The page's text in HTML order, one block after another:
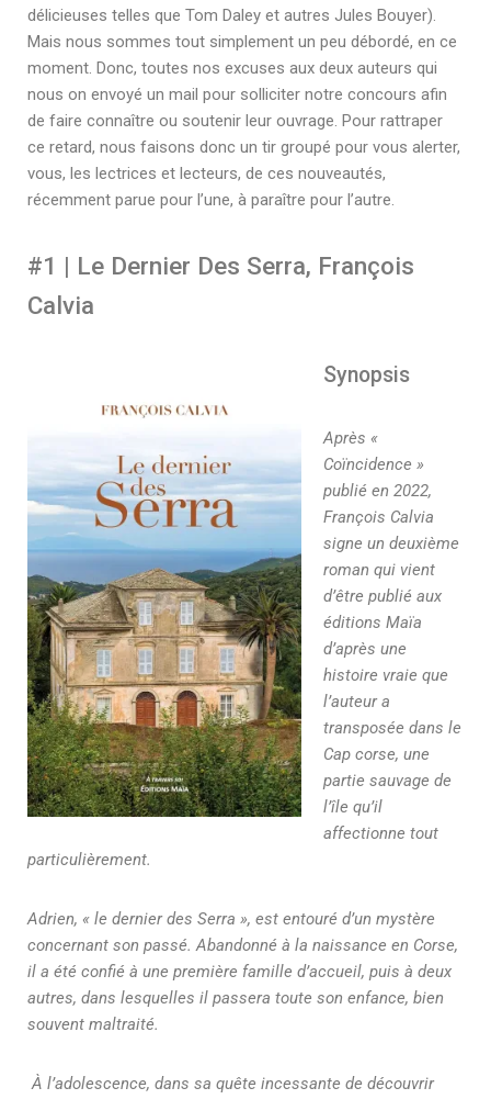
délicieuses telles que Tom Daley et autres Jules Bouyer).
Mais nous sommes tout simplement un peu débordé, en ce
moment. Donc, toutes nos excuses aux deux auteurs qui
nous on envoyé un mail pour solliciter notre concours afin
de faire connaître ou soutenir leur ouvrage. Pour rattraper
ce retard, nous faisons donc un tir groupé pour vous alerter,
vous, les lectrices et lecteurs, de ces nouveautés,
récemment parue pour l’une, à paraître pour l’autre.
#1 | Le Dernier Des Serra, François
Calvia
Synopsis
Après «
Coïncidence »
publié en 2022,
François Calvia
signe un deuxième
roman qui vient
d’être publié aux
éditions Maïa
d’après une
histoire vraie que
l’auteur a
transposée dans le
Cap corse, une
partie sauvage de
l’île qu’il
affectionne tout
particulièrement.
Adrien, « le dernier des Serra », est entouré d’un mystère
concernant son passé. Abandonné à la naissance en Corse,
il a été confié à une première famille d’accueil, puis à deux
autres, dans lesquelles il passera toute son enfance, bien
souvent maltraité.
À l’adolescence, dans sa quête incessante de découvrir